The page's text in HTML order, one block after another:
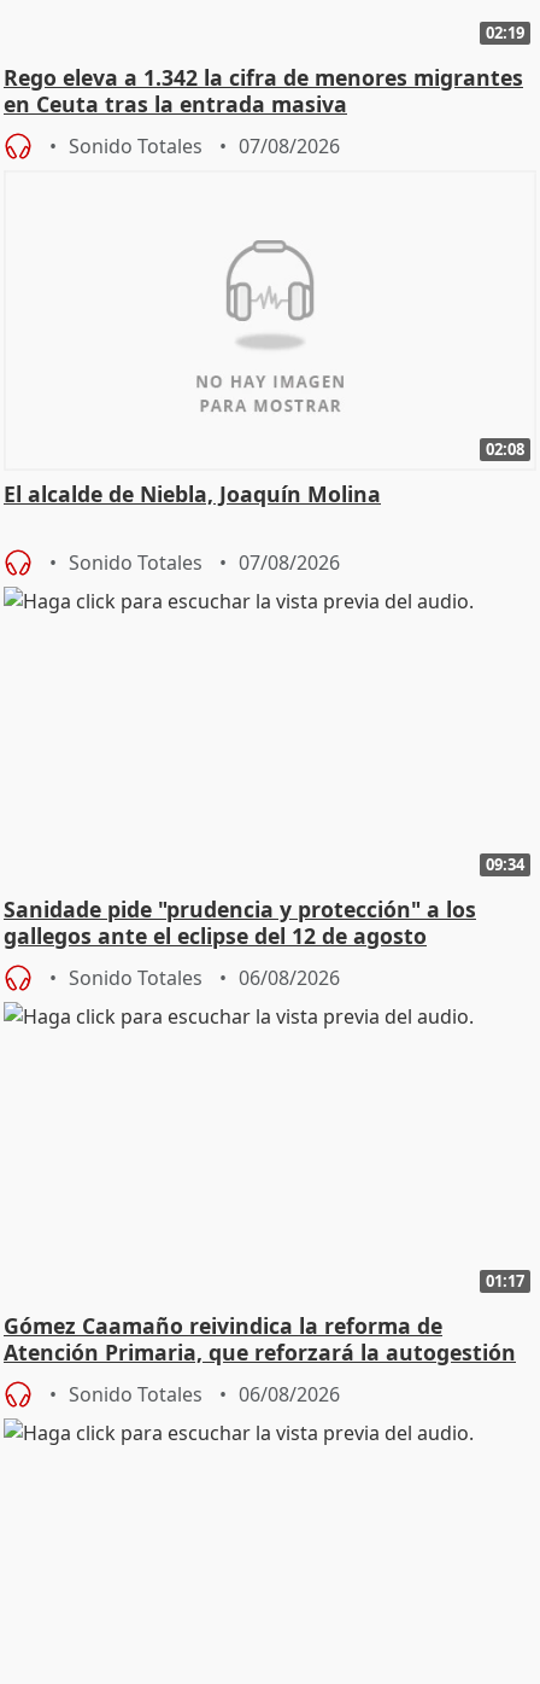
02:19
Rego eleva a 1.342 la cifra de menores migrantes
en Ceuta tras la entrada masiva
Sonido Totales 07/08/2026
02:08
El alcalde de Niebla, Joaquín Molina
Sonido Totales 07/08/2026
09:34
Sanidade pide "prudencia y protección" a los
gallegos ante el eclipse del 12 de agosto
Sonido Totales 06/08/2026
01:17
Gómez Caamaño reivindica la reforma de
Atención Primaria, que reforzará la autogestión
Sonido Totales 06/08/2026